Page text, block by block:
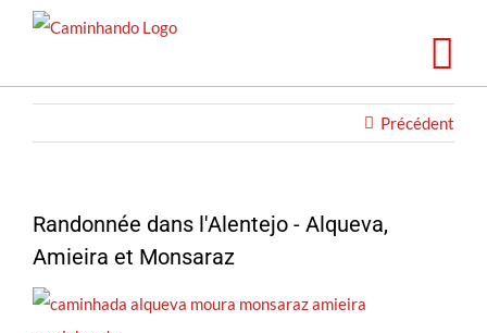
Précédent
Randonnée dans l'Alentejo - Alqueva,
Amieira et Monsaraz